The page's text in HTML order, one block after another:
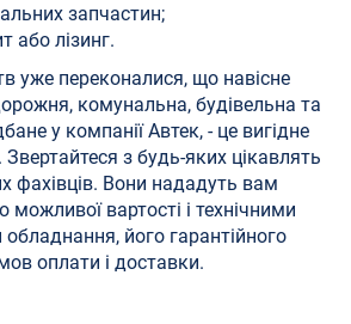
запчастин;
або лізинг.
уже переконалися, що навісне
комунальна, будівельна та
у компанії Автек, - це вигідне
з будь-яких цікавлять
фахівців. Вони нададуть вам
​​вартості і технічними
його гарантійного
оплати і доставки.